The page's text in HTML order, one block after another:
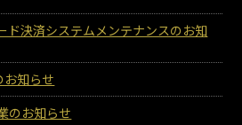
ド決済システムメンテナンスのお知
知らせ
のお知らせ